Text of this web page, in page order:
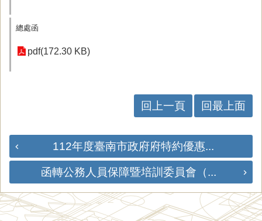
總處函
pdf(172.30 KB)
回上一頁 回最上面
112年度臺南市政府府特約優惠...
函轉公務人員保障暨培訓委員會（...